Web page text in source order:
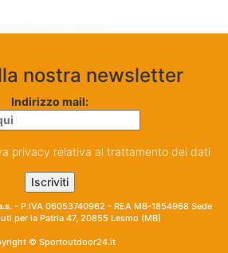
nostra newsletter
Indirizzo mail:
privacy relativa al trattamento dei dati
- P.IVA 06053740962 - REA MB-1854968 Sede
per la Patria 47, 20855 Lesmo (MB)
© Sportoutdoor24.it